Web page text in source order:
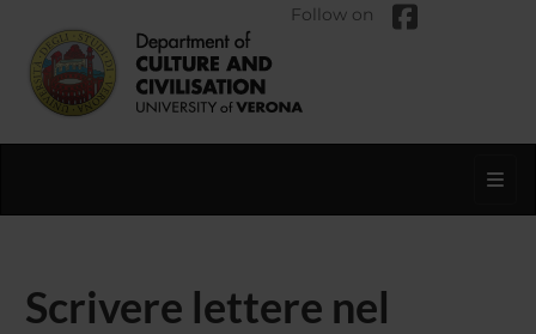
Follow on
Scrivere lettere nel